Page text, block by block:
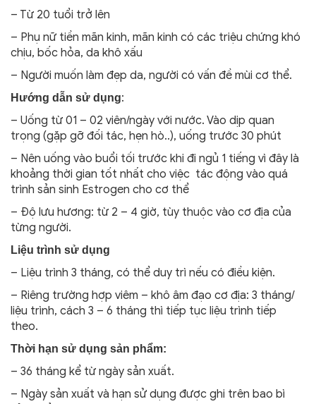
– Từ 20 tuổi trở lên
– Phụ nữ tiền mãn kinh, mãn kinh có các triệu chứng khó
chịu, bốc hỏa, da khô xấu
– Người muốn làm đẹp da, người có vấn đề mùi cơ thể.
Hướng dẫn sử dụng:
– Uống từ 01 – 02 viên/ngày với nước. Vào dịp quan
trọng (gặp gỡ đối tác, hẹn hò..), uống trước 30 phút
– Nên uống vào buổi tối trước khi đi ngủ 1 tiếng vì đây là
khoảng thời gian tốt nhất cho việc tác động vào quá
trình sản sinh Estrogen cho cơ thể
– Độ lưu hương: từ 2 – 4 giờ, tùy thuộc vào cơ địa của
từng người.
Liệu trình sử dụng
– Liệu trình 3 tháng, có thể duy trì nếu có điều kiện.
– Riêng trường hợp viêm – khô âm đạo cơ địa: 3 tháng/
liệu trình, cách 3 – 6 tháng thì tiếp tục liệu trình tiếp
theo.
Thời hạn sử dụng sản phẩm:
– 36 tháng kể từ ngày sản xuất.
– Ngày sản xuất và hạn sử dụng được ghi trên bao bì